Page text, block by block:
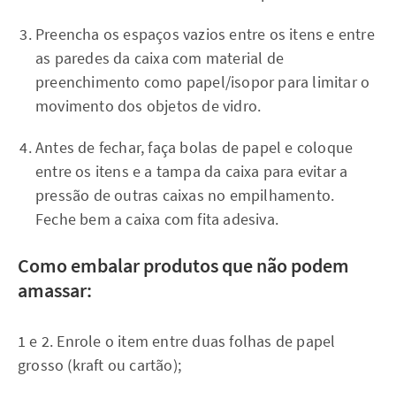
Preencha os espaços vazios entre os itens e entre
as paredes da caixa com material de
preenchimento como papel/isopor para limitar o
movimento dos objetos de vidro.
Antes de fechar, faça bolas de papel e coloque
entre os itens e a tampa da caixa para evitar a
pressão de outras caixas no empilhamento.
Feche bem a caixa com fita adesiva.
Como embalar produtos que não podem
amassar:
1 e 2. Enrole o item entre duas folhas de papel
grosso (kraft ou cartão);